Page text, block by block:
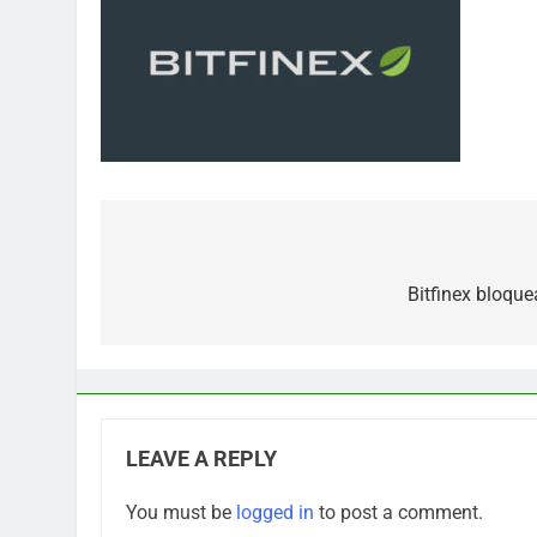
Bitfinex
LEAVE A REPLY
You must be logged in to post a comment.